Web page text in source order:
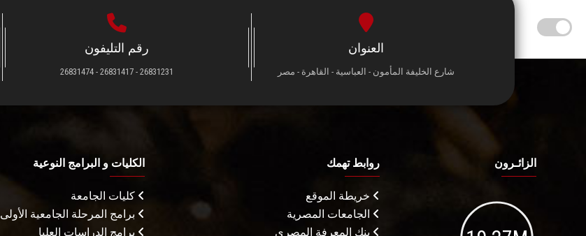
العنوان
شارع الخليفة المأمون - العباسية - القاهرة - مصر
رقم التليفون
26831231 - 26831417 - 26831474
الزائـرون روابط تهمك
خريطة الموقع
الجامعات المصرية
بنك المعرفة المصري
الكليات و البرامج النوعية
كليات الجامعة
برامج المرحلة الجامعية الأولى
برامج الدراسات العليا